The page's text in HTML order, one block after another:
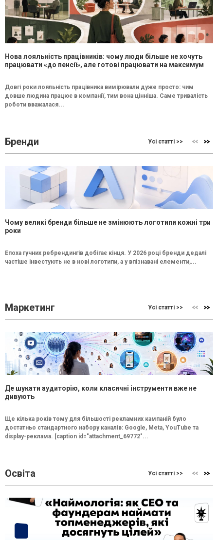
Нова лояльність працівників: чому люди більше не хочуть
працювати «до пенсії», але готові працювати на максимум
Довгі роки лояльність працівника вимірювали дуже просто: чим
довше людина працює в компанії, тим вона цінніша. Саме тривалість
роботи вважалася...
Бренди Усі статті >>
Чому великі бренди більше не змінюють логотипи кожні три
роки
Епоха гучних ребрендингів добігає кінця. У 2026 році бренди дедалі
частіше інвестують не в нові логотипи, а у впізнавані елементи,...
Маркетинг Усі статті >>
Де шукати аудиторію, коли класичні інструменти вже не
дивують
Ще кілька років тому для більшості рекламних кампаній було
достатньо стандартного набору каналів: Google, Meta, YouTube та
display-реклама. [caption id="attachment_69772"...
Освіта Усі статті >>